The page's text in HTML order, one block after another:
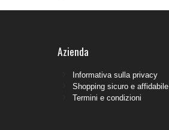
Azienda
Informativa sulla privacy
Shopping sicuro e affidabile
Termini e condizioni